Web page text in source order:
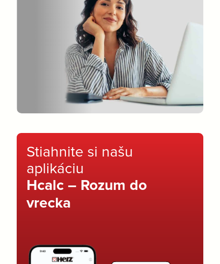
Stiahnite si našu
aplikáciu
Hcalc – Rozum do
vrecka